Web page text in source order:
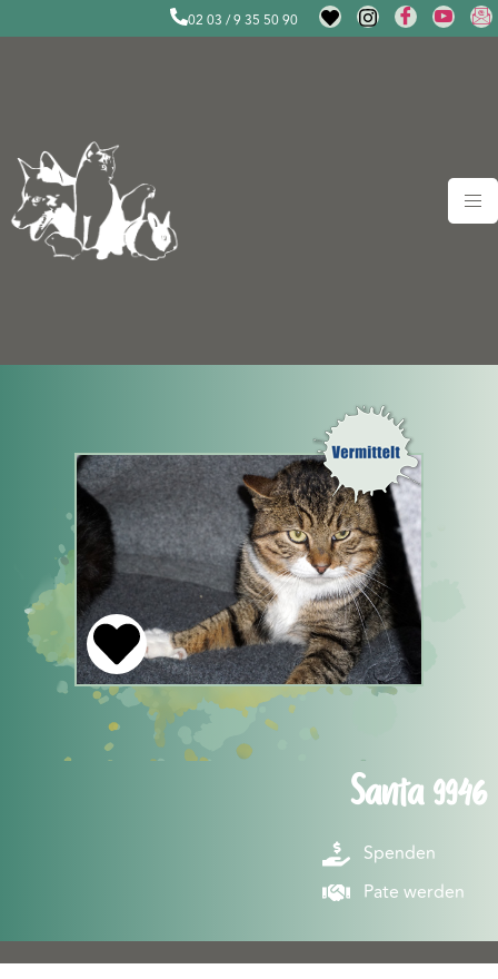
02 03 / 9 35 50 90
Santa 9946
Spenden
Pate werden